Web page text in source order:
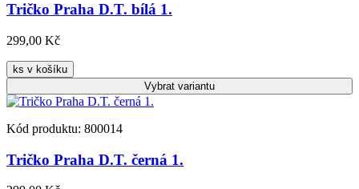
Tričko Praha D.T. bílá 1.
299,00 Kč
ks v košíku
Vybrat variantu
Kód produktu: 800014
Tričko Praha D.T. černá 1.